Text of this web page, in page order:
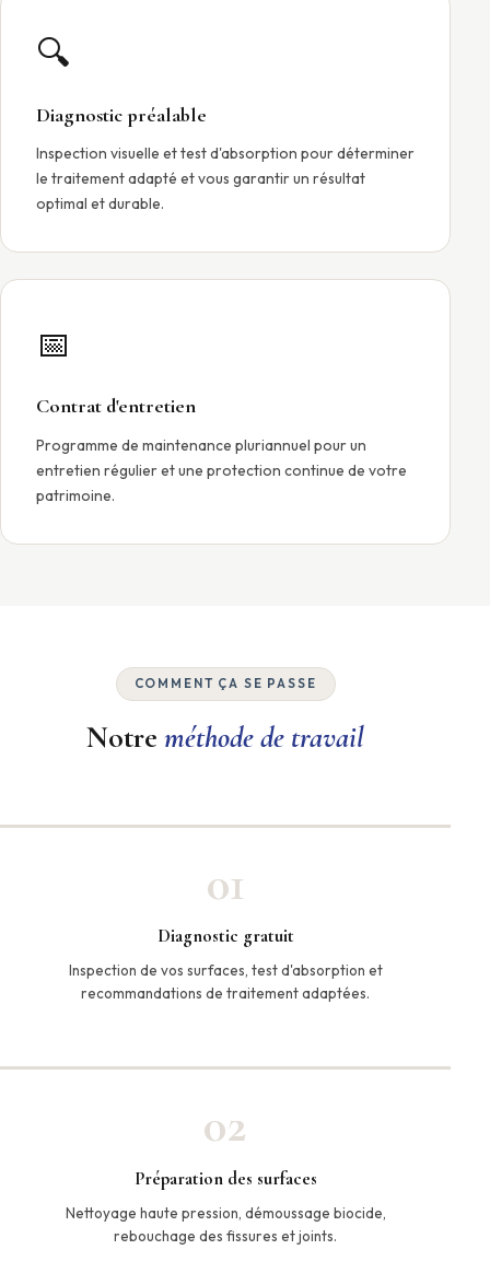
🔍
Diagnostic préalable
Inspection visuelle et test d'absorption pour déterminer
le traitement adapté et vous garantir un résultat
optimal et durable.
📅
Contrat d'entretien
Programme de maintenance pluriannuel pour un
entretien régulier et une protection continue de votre
patrimoine.
COMMENT ÇA SE PASSE
Notreméthode de travail
01
Diagnostic gratuit
Inspection de vos surfaces, test d'absorption et
recommandations de traitement adaptées.
02
Préparation des surfaces
Nettoyage haute pression, démoussage biocide,
rebouchage des fissures et joints.